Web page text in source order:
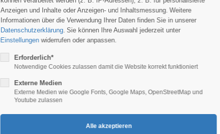
Anzeigen und Inhalte oder Anzeigen- und Inhaltsmessung. Weitere
Informationen über die Verwendung Ihrer Daten finden Sie in unserer
Datenschutzerklärung. Sie können Ihre Auswahl jederzeit unter
Einstellungenwiderrufen oder anpassen.
Erforderlich*
Notwendige Cookies zulassen damit die Website korrekt funktioniert
Externe Medien
Externe Medien wie Google Fonts, Google Maps, OpenStreetMap und
Youtube zulassen